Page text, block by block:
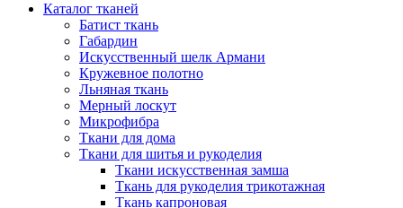
Каталог тканей
Батист ткань
Габардин
Искусственный шелк Армани
Кружевное полотно
Льняная ткань
Мерный лоскут
Микрофибра
Ткани для дома
Ткани для шитья и рукоделия
Ткани искусственная замша
Ткань для рукоделия трикотажная
Ткань капроновая